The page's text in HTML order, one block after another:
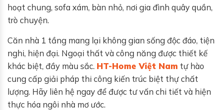
hoạt chung, sofa xám, bàn nhỏ, nơi gia đình quây quần,
trò chuyện.
Căn nhà 1 tầng mang lại không gian sống độc đáo, tiện
nghi, hiện đại. Ngoại thất và công năng được thiết kế
khác biệt, đầy màu sắc. HT-Home Việt Nam tự hào
cung cấp giải pháp thi công kiến trúc biệt thự chất
lượng. Hãy liên hệ ngay để được tư vấn chi tiết và hiện
thực hóa ngôi nhà mơ ước.